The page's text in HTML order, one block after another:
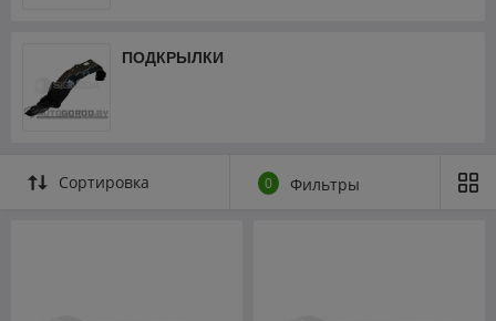
ПОДКРЫЛКИ
Сортировка 0 Фильтры